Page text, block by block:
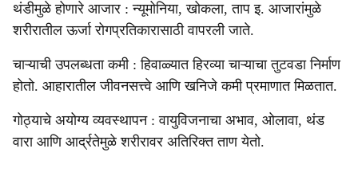
थंडीमुळे होणारे आजार : न्यूमोनिया, खोकला, ताप इ. आजारांमुळे
शरीरातील ऊर्जा रोगप्रतिकारासाठी वापरली जाते.
चाऱ्याची उपलब्धता कमी : हिवाळ्यात हिरव्या चाऱ्याचा तुटवडा निर्माण
होतो. आहारातील जीवनसत्त्वे आणि खनिजे कमी प्रमाणात मिळतात.
गोठ्याचे अयोग्य व्यवस्थापन : वायुविजनाचा अभाव, ओलावा, थंड
वारा आणि आर्द्रतेमुळे शरीरावर अतिरिक्त ताण येतो.